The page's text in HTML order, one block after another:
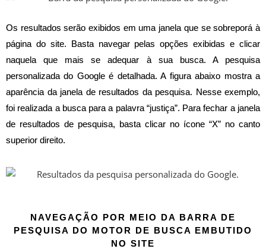
Os resultados serão exibidos em uma janela que se sobreporá à
página do site. Basta navegar pelas opções exibidas e clicar
naquela que mais se adequar à sua busca. A pesquisa
personalizada do Google é detalhada. A figura abaixo mostra a
aparência da janela de resultados da pesquisa. Nesse exemplo,
foi realizada a busca para a palavra “justiça”. Para fechar a janela
de resultados de pesquisa, basta clicar no ícone “X” no canto
superior direito.
NAVEGAÇÃO POR MEIO DA BARRA DE
PESQUISA DO MOTOR DE BUSCA EMBUTIDO
NO SITE